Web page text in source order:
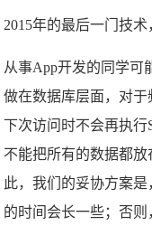
2015年的最后一门技术
从事App开发的同学可
做在数据库层面，对
下次访问时不会再执
不能把所有的数据都
此，我们的妥协方案
的时间会长一些；否则